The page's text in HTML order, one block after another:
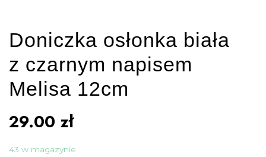
Doniczka osłonka biała
z czarnym napisem
Melisa 12cm
29.00 zł
43 w magazynie